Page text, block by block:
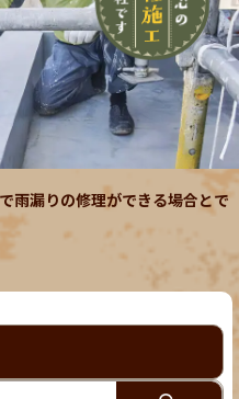
雨漏りの修理ができる場合とで